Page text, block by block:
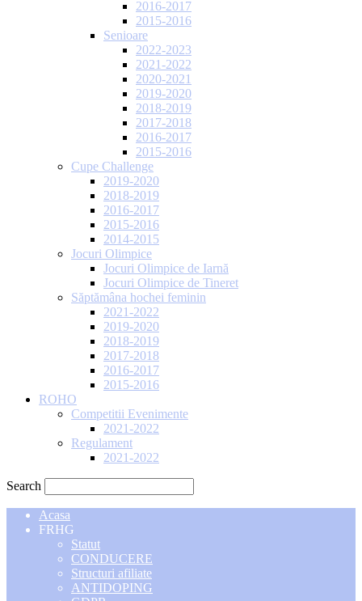
2016-2017
2015-2016
Senioare
2022-2023
2021-2022
2020-2021
2019-2020
2018-2019
2017-2018
2016-2017
2015-2016
Cupe Challenge
2019-2020
2018-2019
2016-2017
2015-2016
2014-2015
Jocuri Olimpice
Jocuri Olimpice de Iarnă
Jocuri Olimpice de Tineret
Săptămâna hochei feminin
2021-2022
2019-2020
2018-2019
2017-2018
2016-2017
2015-2016
ROHO
Competitii Evenimente
2021-2022
Regulament
2021-2022
Search
Acasa
FRHG
Statut
CONDUCERE
Structuri afiliate
ANTIDOPING